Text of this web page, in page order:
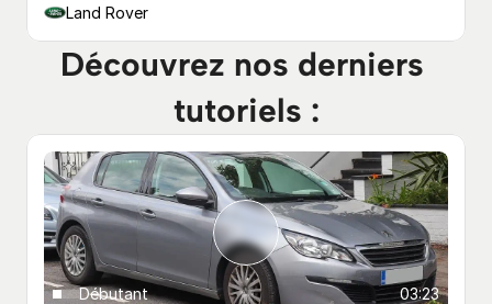
Land Rover
Découvrez nos derniers
tutoriels :
03:23
Débutant